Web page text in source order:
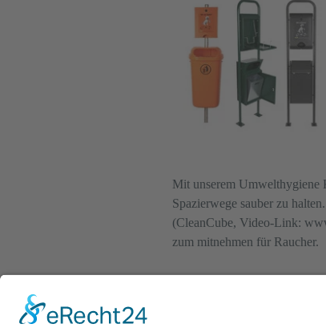
Mit unserem Umwelthygiene
Spazierwege sauber zu
(CleanCube, Video-Link:
zum mitnehmen für Raucher.